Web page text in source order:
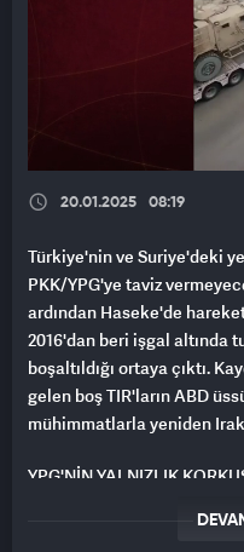
20.01.2025 08:19
Türkiye'nin ve Suriye'deki
PKK/YPG'ye taviz
ardından Haseke'de
2016'dan beri işgal altında
boşaltıldığı ortaya çıktı.
gelen boş TIR'ların ABD
mühimmatlarla yeniden
YPG'NİN YALNIZLIK
Haseke'de işgalci